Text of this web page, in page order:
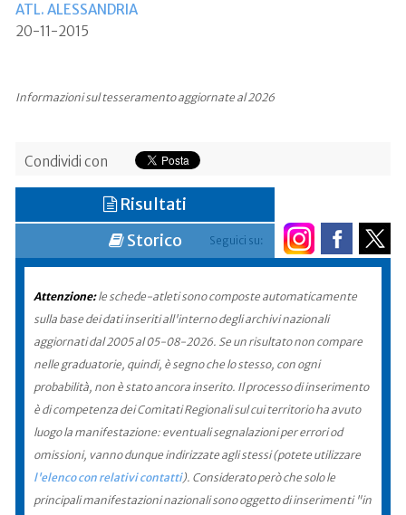
ATL. ALESSANDRIA
20-11-2015
Informazioni sul tesseramento aggiornate al 2026
Condividi con
Seguici su:
Risultati
Storico
Attenzione:le schede-atleti sono composte automaticamente
sulla base dei dati inseriti all'interno degli archivi nazionali
aggiornati dal 2005 al 05-08-2026. Se un risultato non compare
nelle graduatorie, quindi, è segno che lo stesso, con ogni
probabilità, non è stato ancora inserito. Il processo di inserimento
è di competenza dei Comitati Regionali sul cui territorio ha avuto
luogo la manifestazione: eventuali segnalazioni per errori od
omissioni, vanno dunque indirizzate agli stessi (potete utilizzare
l'elenco con relativi contatti). Considerato però che solo le
principali manifestazioni nazionali sono oggetto di inserimenti "in